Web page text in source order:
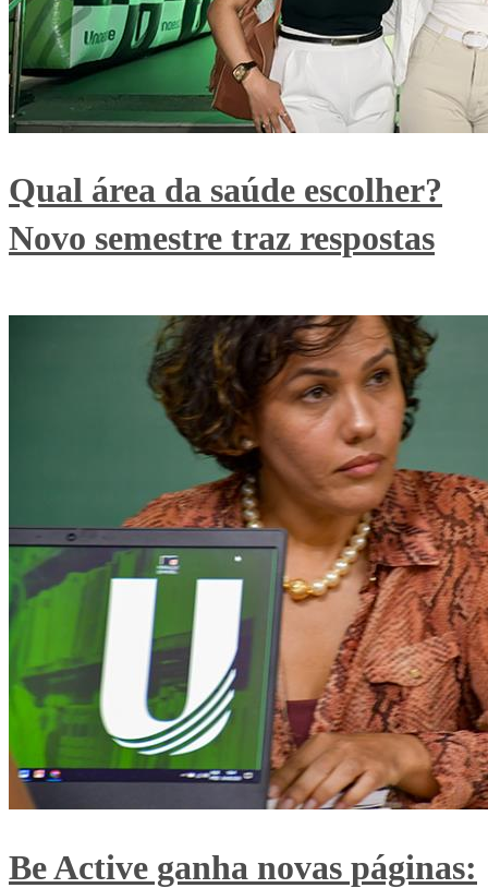
Qual área da saúde escolher?
Novo semestre traz respostas
Be Active ganha novas páginas: